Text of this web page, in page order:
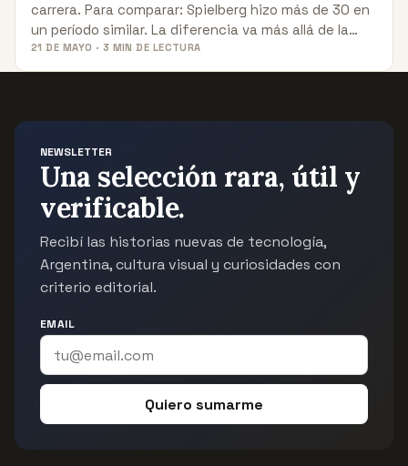
carrera. Para comparar: Spielberg hizo más de 30 en
un período similar. La diferencia va más allá de la…
21 DE MAYO · 3 MIN DE LECTURA
NEWSLETTER
Una selección rara, útil y
verificable.
Recibí las historias nuevas de tecnología,
Argentina, cultura visual y curiosidades con
criterio editorial.
EMAIL
Quiero sumarme